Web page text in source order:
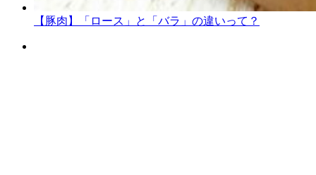
【豚肉】「ロース」と「バラ」の違いって？